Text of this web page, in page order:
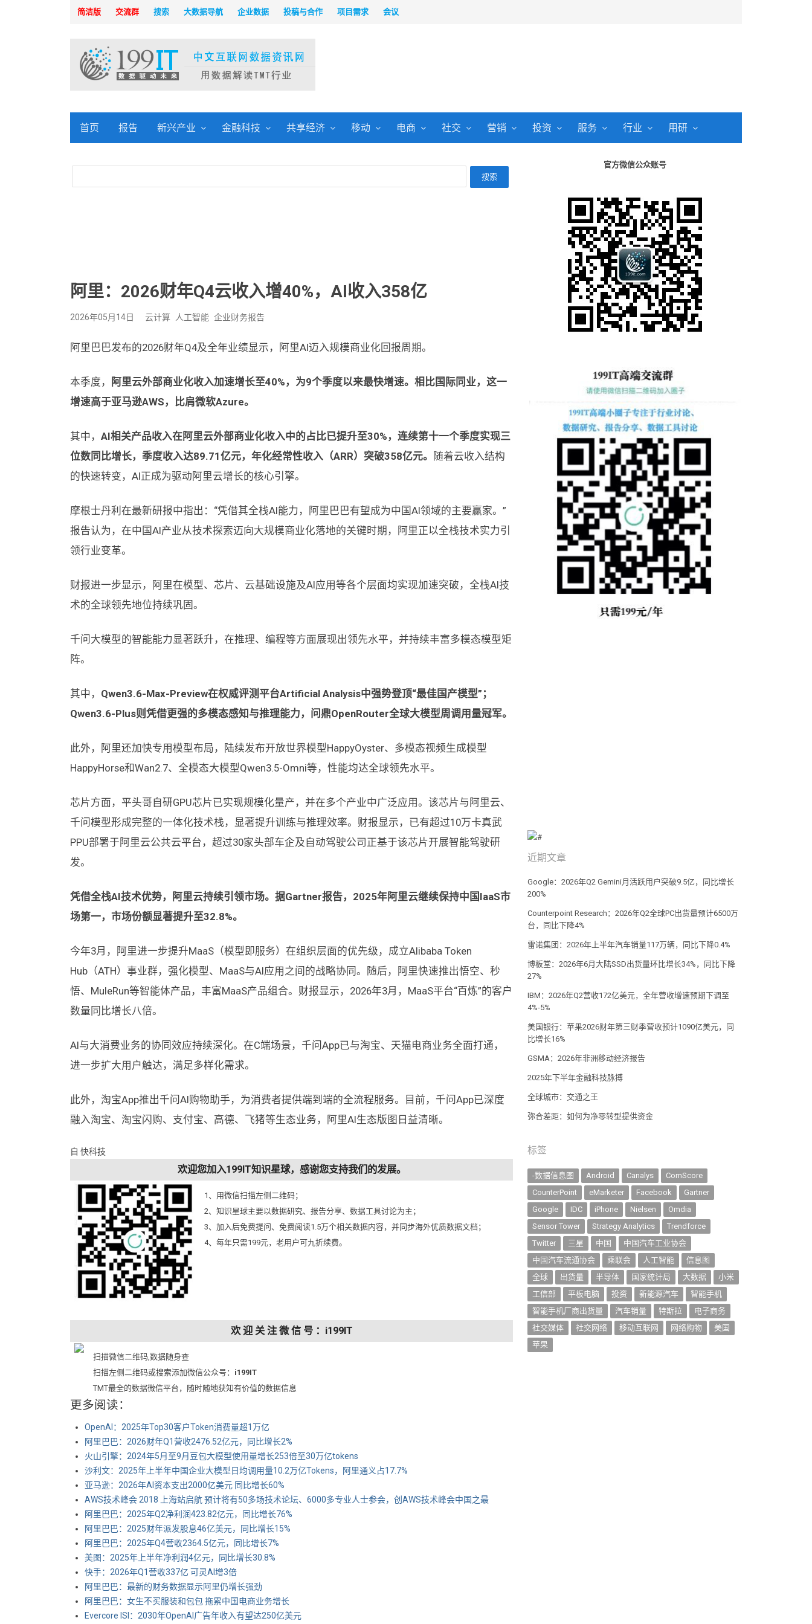
简洁版 交流群 搜索 大数据导航 企业数据 投稿与合作 项目需求 会议
首页 报告 新兴产业 金融科技 共享经济 移动 电商 社交 营销 投资 服务 行业 用研
阿里：2026财年Q4云收入增40%，AI收入358亿
2026年05月14日 云计算 人工智能 企业财务报告
阿里巴巴发布的2026财年Q4及全年业绩显示，阿里AI迈入规模商业化回报周期。
本季度，
阿里云外部商业化收入加速增长至40%，为9个季度以来最快增速。相比国际同业，这一
增速高于亚马逊AWS，比肩微软Azure。
其中， AI相关产品收入在阿里云外部商业化收入中的占比已提升至30%，连续第十一个季度实现三
位数同比增长，季度收入达89.71亿元，年化经常性收入（ARR）突破358亿元。
随着云收入结构
的快速转变，AI正成为驱动阿里云增长的核心引擎。
摩根士丹利在最新研报中指出：“凭借其全栈AI能力，阿里巴巴有望成为中国AI领域的主要赢家。”
报告认为，在中国AI产业从技术探索迈向大规模商业化落地的关键时期，阿里正以全栈技术实力引
领行业变革。
财报进一步显示，阿里在模型、芯片、云基础设施及AI应用等各个层面均实现加速突破，全栈AI技
术的全球领先地位持续巩固。
千问大模型的智能能力显著跃升，在推理、编程等方面展现出领先水平，并持续丰富多模态模型矩
阵。
其中， Qwen3.6-Max-Preview在权威评测平台Artificial Analysis中强势登顶“最佳国产模型”；
Qwen3.6-Plus则凭借更强的多模态感知与推理能力，问鼎OpenRouter全球大模型周调用量冠军。
此外，阿里还加快专用模型布局，陆续发布开放世界模型HappyOyster、多模态视频生成模型
HappyHorse和Wan2.7、全模态大模型Qwen3.5-Omni等，性能均达全球领先水平。
芯片方面，平头哥自研GPU芯片已实现规模化量产，并在多个产业中广泛应用。该芯片与阿里云、
千问模型形成完整的一体化技术栈，显著提升训练与推理效率。财报显示，已有超过10万卡真武
PPU部署于阿里云公共云平台，超过30家头部车企及自动驾驶公司正基于该芯片开展智能驾驶研
发。
凭借全栈AI技术优势，阿里云持续引领市场。据Gartner报告，2025年阿里云继续保持中国IaaS市
场第一，市场份额显著提升至32.8%。
今年3月，阿里进一步提升MaaS（模型即服务）在组织层面的优先级，成立Alibaba Token
Hub（ATH）事业群，强化模型、MaaS与AI应用之间的战略协同。随后，阿里快速推出悟空、秒
悟、MuleRun等智能体产品，丰富MaaS产品组合。财报显示，2026年3月，MaaS平台“百炼”的客户
数量同比增长八倍。
AI与大消费业务的协同效应持续深化。在C端场景，千问App已与淘宝、天猫电商业务全面打通，
进一步扩大用户触达，满足多样化需求。
此外，淘宝App推出千问AI购物助手，为消费者提供端到端的全流程服务。目前，千问App已深度
融入淘宝、淘宝闪购、支付宝、高德、飞猪等生态业务，阿里AI生态版图日益清晰。
自 快科技
欢迎您加入199IT知识星球，感谢您支持我们的发展。
1、用微信扫描左侧二维码；
2、知识星球主要以数据研究、报告分享、数据工具讨论为主；
3、加入后免费提问、免费阅读1.5万个相关数据内容，并同步海外优质数据文档；
4、每年只需199元，老用户可九折续费。
欢 迎 关 注 微 信 号 ：i199IT
扫描微信二维码,数据随身查
扫描左侧二维码或搜索添加微信公众号： i199IT
TMT最全的数据微信平台，随时随地获知有价值的数据信息
更多阅读：
OpenAI：2025年Top30客户Token消费量超1万亿
阿里巴巴：2026财年Q1营收2476.52亿元，同比增长2%
火山引擎：2024年5月至9月豆包大模型使用量增长253倍至30万亿tokens
沙利文：2025年上半年中国企业大模型日均调用量10.2万亿Tokens，阿里通义占17.7%
亚马逊：2026年AI资本支出2000亿美元 同比增长60%
AWS技术峰会 2018 上海站启航 预计将有50多场技术论坛、6000多专业人士参会，创AWS技术峰会中国之最
阿里巴巴：2025年Q2净利润423.82亿元，同比增长76%
阿里巴巴：2025财年派发股息46亿美元，同比增长15%
阿里巴巴：2025年Q4营收2364.5亿元，同比增长7%
美图：2025年上半年净利润4亿元，同比增长30.8%
快手：2026年Q1营收337亿 可灵AI增3倍
阿里巴巴：最新的财务数据显示阿里仍增长强劲
阿里巴巴：女生不买服装和包包 拖累中国电商业务增长
Evercore ISI：2030年OpenAI广告年收入有望达250亿美元
官方微信公众账号
近期文章
Google：2026年Q2 Gemini月活跃用户突破9.5亿，同比增长
200%
Counterpoint Research：2026年Q2全球PC出货量预计6500万
台，同比下降4%
雷诺集团：2026年上半年汽车销量117万辆，同比下降0.4%
博板堂：2026年6月大陆SSD出货量环比增长34%，同比下降
27%
IBM：2026年Q2营收172亿美元，全年营收增速预期下调至
4%-5%
美国银行：苹果2026财年第三财季营收预计1090亿美元，同
比增长16%
GSMA：2026年非洲移动经济报告
2025年下半年金融科技脉搏
全球城市：交通之王
弥合差距：如何为净零转型提供资金
标签
-数据信息图 Android Canalys
ComScore
CounterPoint
eMarketer Facebook
Gartner
Google
IDC iPhone Nielsen
Omdia
Sensor Tower
Strategy Analytics
Trendforce
Twitter
三星 中国
中国汽车工业协会
中国汽车流通协会
乘联会 人工智能
信息图
全球
出货量 半导体 国家统计局 大数据
小米
工信部
平板电脑 投资 新能源汽车
智能手机
智能手机厂商出货量
汽车销量 特斯拉
电子商务
社交媒体
社交网络 移动互联网 网络购物
美国
苹果